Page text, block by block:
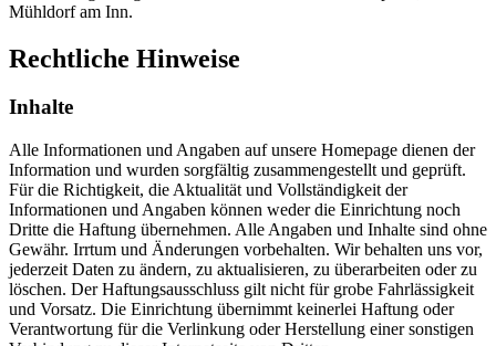
Mühldorf am Inn.
Rechtliche Hinweise
Inhalte
Alle Informationen und Angaben auf unsere Homepage dienen der
Information und wurden sorgfältig zusammengestellt und geprüft.
Für die Richtigkeit, die Aktualität und Vollständigkeit der
Informationen und Angaben können weder die Einrichtung noch
Dritte die Haftung übernehmen. Alle Angaben und Inhalte sind ohne
Gewähr. Irrtum und Änderungen vorbehalten. Wir behalten uns vor,
jederzeit Daten zu ändern, zu aktualisieren, zu überarbeiten oder zu
löschen. Der Haftungsausschluss gilt nicht für grobe Fahrlässigkeit
und Vorsatz. Die Einrichtung übernimmt keinerlei Haftung oder
Verantwortung für die Verlinkung oder Herstellung einer sonstigen